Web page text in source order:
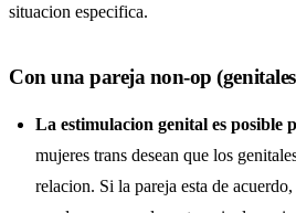
situacion especifica.
Con una pareja non-op
La estimulacion genital es posible
mujeres trans desean que los
relacion. Si la pareja esta de